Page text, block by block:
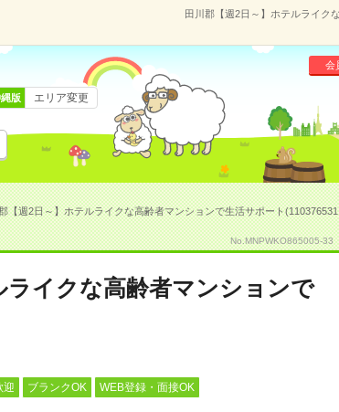
田川郡【週2日～】ホテルライク
会
版 エリア変更
【週2日～】ホテルライクな高齢者マンションで生活サポート
No.MNPWKO865005-33
ライクな高齢者マンションで
迎 ブランクOK WEB登録・面接OK